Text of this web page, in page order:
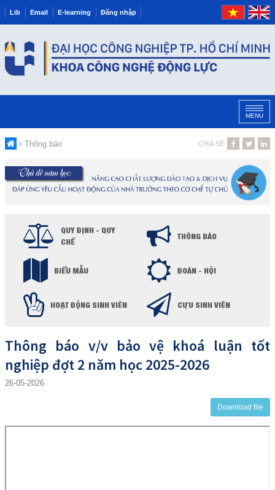
Lib Email E-learning Đăng nhập
MENU
Thông báo CHIA SẺ
QUY ĐỊNH - QUY
CHẾ
THÔNG BÁO
BIỂU MẪU ĐOÀN - HỘI
HOẠT ĐỘNG SINH VIÊN CỰU SINH VIÊN
Thông báo v/v bảo vệ khoá luận tốt
nghiệp đợt 2 năm học 2025-2026
26-05-2026
Download file